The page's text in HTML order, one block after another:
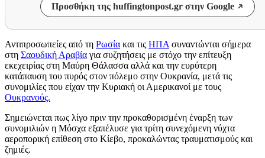
Προσθήκη της huffingtonpost.gr στην Google
Αντιπροσωπείες από τη Ρωσία και τις ΗΠΑ συναντώνται σήμερα
στη Σαουδική Αραβία για συζητήσεις με στόχο την επίτευξη
εκεχειρίας στη Μαύρη Θάλασσα αλλά και την ευρύτερη
κατάπαυση του πυρός στον πόλεμο στην Ουκρανία, μετά τις
συνομιλίες που είχαν την Κυριακή οι Αμερικανοί με τους
Ουκρανούς.
Σημειώνεται πως λίγο πριν την προκαθορισμένη έναρξη των
συνομιλιών η Μόσχα εξαπέλυσε για τρίτη συνεχόμενη νύχτα
αεροπορική επίθεση στο Κίεβο, προκαλώντας τραυματισμούς και
ζημιές.